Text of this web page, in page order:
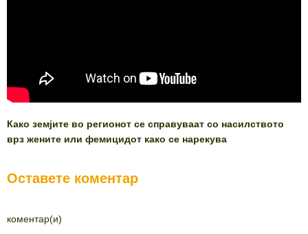
Како земјите во регионот се справуваат со насилството
врз жените или фемицидот како се нарекува
Оставете коментар
коментар(и)